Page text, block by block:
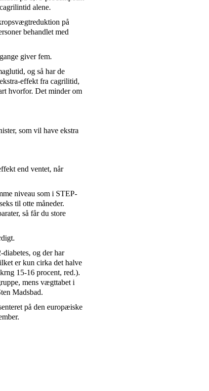
alene.
på
behandlet med
giver fem.
og så har de
effekt fra cagrilitid,
hvorfor. Det minder om
som vil have ekstra
end ventet, når
niveau som i STEP-
til otte måneder.
så får du store
og der har
er kun cirka det halve
15-16 procent, red.).
mens vægttabet i
Madsbad.
på den europæiske